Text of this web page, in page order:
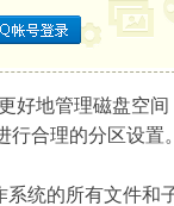
好地管理磁盘空
合理的分区设置
统的所有文件